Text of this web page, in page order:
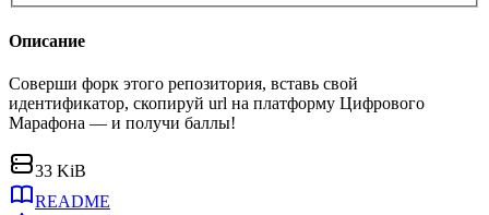
Описание
Соверши форк этого репозитория, вставь свой
идентификатор, скопируй url на платформу Цифрового
Марафона — и получи баллы!
33 KiB
README